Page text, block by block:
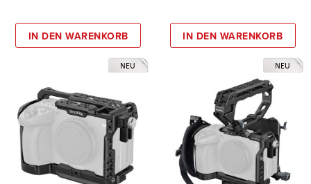
IN DEN WARENKORB IN DEN WARENKORB
NEU NEU